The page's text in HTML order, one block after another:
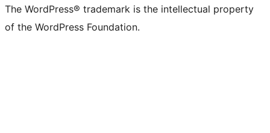
The WordPress® trademark is the intellectual property
of the WordPress Foundation.